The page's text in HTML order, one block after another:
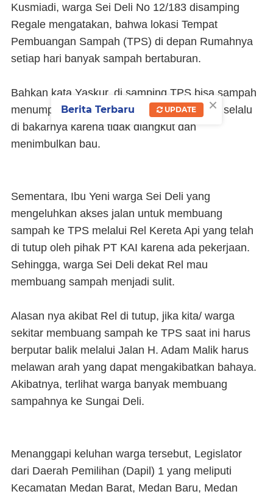
Kusmiadi, warga Sei Deli No 12/183 disamping
Regale mengatakan, bahwa lokasi Tempat
Pembuangan Sampah (TPS) di depan Rumahnya
setiap hari banyak sampah bertaburan.
Bahkan kata Yaskur, di samping TPS bisa sampah
menumpuk tinggi dan hampir setiap malam selalu
di bakarnya karena tidak diangkut dan
menimbulkan bau.
Sementara, Ibu Yeni warga Sei Deli yang
mengeluhkan akses jalan untuk membuang
sampah ke TPS melalui Rel Kereta Api yang telah
di tutup oleh pihak PT KAI karena ada pekerjaan.
Sehingga, warga Sei Deli dekat Rel mau
membuang sampah menjadi sulit.
Alasan nya akibat Rel di tutup, jika kita/ warga
sekitar membuang sampah ke TPS saat ini harus
berputar balik melalui Jalan H. Adam Malik harus
melawan arah yang dapat mengakibatkan bahaya.
Akibatnya, terlihat warga banyak membuang
sampahnya ke Sungai Deli.
Menanggapi keluhan warga tersebut, Legislator
dari Daerah Pemilihan (Dapil) 1 yang meliputi
Kecamatan Medan Barat, Medan Baru, Medan
×
Berita Terbaru UPDATE